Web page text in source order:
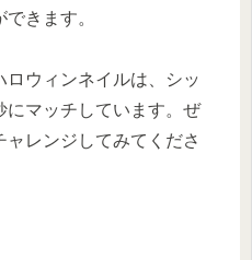
きます。
ウィンネイルは、シッ
にマッチしています。ぜ
レンジしてみてくださ